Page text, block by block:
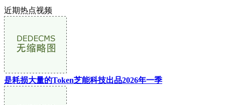
近期热点视频
是耗损大量的Token芝能科技出品2026年一季